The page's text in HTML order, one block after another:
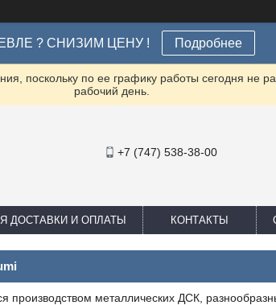
? СНИЗИМ ЦЕНУ ! Подробнее
поскольку по ее графику работы сегодня не
рабочий день.
+7 (747) 538-38-00
ДОСТАВКИ И ОПЛАТЫ КОНТАКТЫ
производством металлических ДСК,